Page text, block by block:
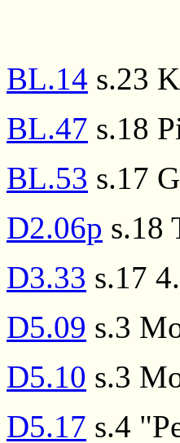
BL.14 s.23
BL.47 s.18
BL.53 s.17
D2.06p s.18
D3.33 s.17
D5.09 s.3
D5.10 s.3
D5.17 s.4